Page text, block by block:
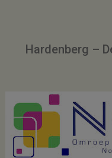
Hardenberg –